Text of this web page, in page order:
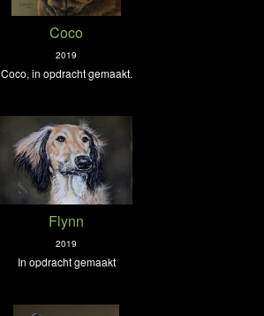
Coco
2019
Coco, in opdracht gemaakt.
Flynn
2019
In opdracht gemaakt